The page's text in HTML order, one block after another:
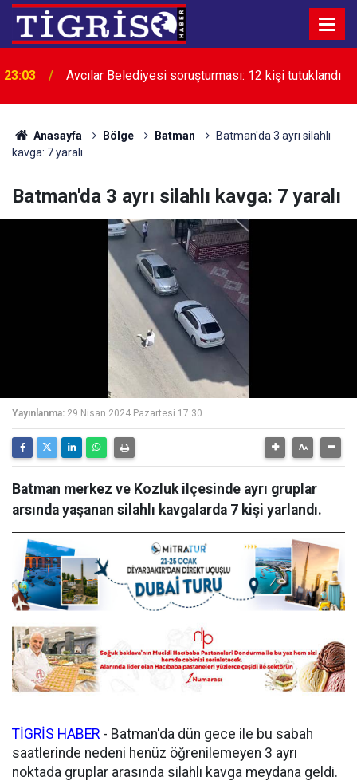
23:03
Avcılar Belediyesi soruşturması: 12 kişi tutuklandı
Anasayfa Bölge Batman
Batman'da 3 ayrı silahlı
kavga: 7 yaralı
Batman'da 3 ayrı silahlı kavga: 7 yaralı
Yayınlanma: 29 Nisan 2024 Pazartesi 17:30
Batman merkez ve Kozluk ilçesinde ayrı gruplar
arsında yaşanan silahlı kavgalarda 7 kişi yarlandı.
TİGRİS HABER - Batman'da dün gece ile bu sabah
saatlerinde nedeni henüz öğrenilemeyen 3 ayrı
noktada gruplar arasında silahlı kavga meydana geldi.